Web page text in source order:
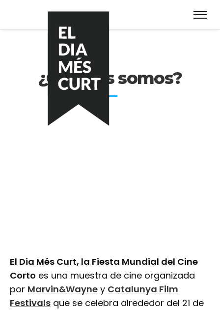
¿Quiénes somos?
El Dia Més Curt, la Fiesta Mundial del Cine
Corto es una muestra de cine organizada
por Marvin&Wayne y Catalunya Film
Festivals que se celebra alrededor del 21 de